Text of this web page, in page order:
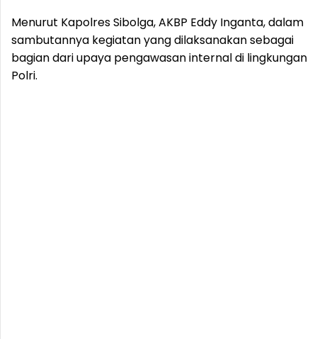
Menurut Kapolres Sibolga, AKBP Eddy Inganta, dalam
sambutannya kegiatan yang dilaksanakan sebagai
bagian dari upaya pengawasan internal di lingkungan
Polri.